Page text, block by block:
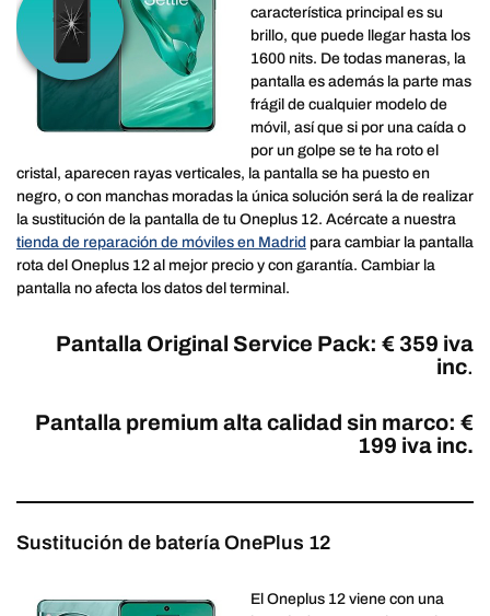
característica principal es su
brillo, que puede llegar hasta los
1600 nits. De todas maneras, la
pantalla es además la parte mas
frágil de cualquier modelo de
móvil, así que si por una caída o
por un golpe se te ha roto el
cristal, aparecen rayas verticales, la pantalla se ha puesto en
negro, o con manchas moradas la única solución será la de realizar
la sustitución de la pantalla de tu Oneplus 12. Acércate a nuestra
tienda de reparación de móviles en Madrid para cambiar la pantalla
rota del Oneplus 12 al mejor precio y con garantía. Cambiar la
pantalla no afecta los datos del terminal.
Pantalla Original Service Pack: € 359 iva
inc.
Pantalla premium alta calidad sin marco: €
199 iva inc.
Sustitución de batería OnePlus 12
El Oneplus 12 viene con una